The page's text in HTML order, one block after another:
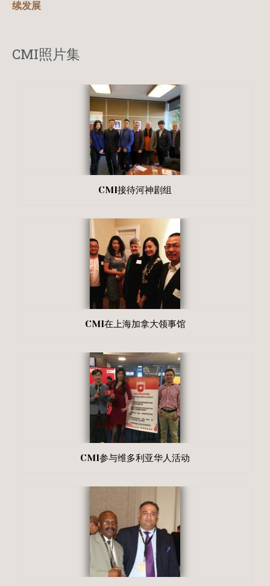
续发展
CMI照片集
CMI接待河神剧组
CMI在上海加拿大领事馆
CMI参与维多利亚华人活动